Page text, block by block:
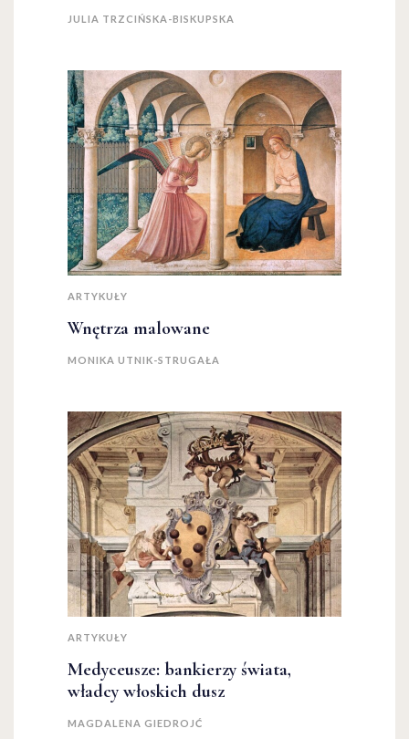
JULIA TRZCIŃSKA-BISKUPSKA
ARTYKUŁY
Wnętrza malowane
MONIKA UTNIK-STRUGAŁA
ARTYKUŁY
Medyceusze: bankierzy świata,
władcy włoskich dusz
MAGDALENA GIEDROJĆ